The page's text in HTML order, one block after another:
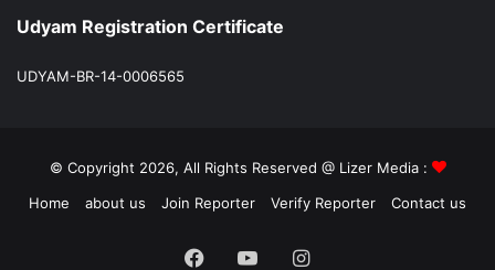
Udyam Registration Certificate
UDYAM-BR-14-0006565
© Copyright 2026, All Rights Reserved @ Lizer Media :
Home
about us Join Reporter Verify Reporter Contact us
Facebook
YouTubeInstagram